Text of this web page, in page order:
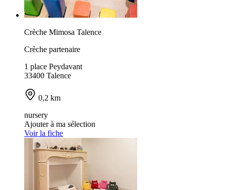
Crèche Mimosa Talence
Crèche partenaire
1 place Peydavant
33400 Talence
0,2 km
nursery
Ajouter à ma sélection
Voir la fiche